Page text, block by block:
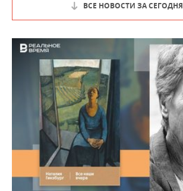
ВСЕ НОВОСТИ ЗА СЕГОДНЯ